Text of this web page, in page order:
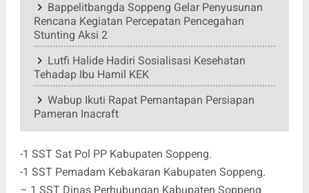
Bappelitbangda Soppeng Gelar Penyusunan
Rencana Kegiatan Percepatan Pencegahan
Stunting Aksi 2
Lutfi Halide Hadiri Sosialisasi Kesehatan
Tehadap Ibu Hamil KEK
Wabup Ikuti Rapat Pemantapan Persiapan
Pameran Inacraft
-1 SST Sat Pol PP Kabupaten Soppeng.
-1 SST Pemadam Kebakaran Kabupaten Soppeng.
– 1 SST Dinas Perhubungan Kabupaten Soppeng